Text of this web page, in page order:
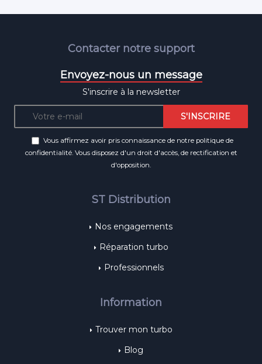
Contacter notre support
Envoyez-nous un message
S'inscrire à la newsletter
Vous affirmez avoir pris connaissance de notre politique de
confidentialité. Vous disposez d'un droit d'accès, de rectification et
d'opposition.
ST Distribution
Nos engagements
Réparation turbo
Professionnels
Information
Trouver mon turbo
Blog